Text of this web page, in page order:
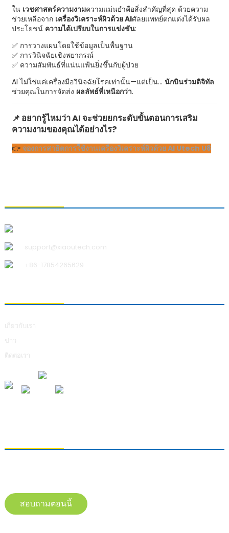
ใน เวชศาสตร์ความงามความแม่นยำคือสิ่งสำคัญที่สุด ด้วยความ
ช่วยเหลือจาก เครื่องวิเคราะห์ผิวด้วย AIศัลยแพทย์ตกแต่งได้รับผล
ประโยชน์ ความได้เปรียบในการแข่งขัน:
✅ การวางแผนโดยใช้ข้อมูลเป็นพื้นฐาน
✅ การวินิจฉัยเชิงพยากรณ์
✅ ความสัมพันธ์ที่แน่นแฟ้นยิ่งขึ้นกับผู้ป่วย
AI ไม่ใช่แค่เครื่องมือวินิจฉัยโรคเท่านั้น—แต่เป็น... นักบินร่วมดิจิทัล
ช่วยคุณในการจัดส่ง ผลลัพธ์ที่เหนือกว่า.
📌 อยากรู้ไหมว่า AI จะช่วยยกระดับขั้นตอนการเสริม
ความงามของคุณได้อย่างไร?
👉 จองการสาธิตการใช้งานเครื่องวิเคราะห์ผิวด้วย AI Utech U8
support@xiaoutech.com
+86-17854265629
เกี่ยวกับเรา
ข่าว
ติดต่อเรา
สอบถามตอนนี้